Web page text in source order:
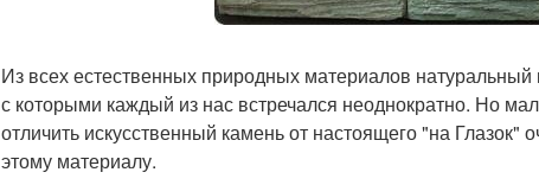
Из всех естественных природных материалов
с которыми каждый из нас встречался неоднократно. Но
отличить искусственный камень от настоящего "на Глазок"
этому материалу.